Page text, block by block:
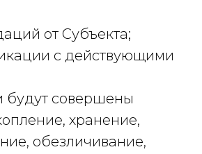
от Субъекта;
с действующими
совершены
хранение,
обезличивание,